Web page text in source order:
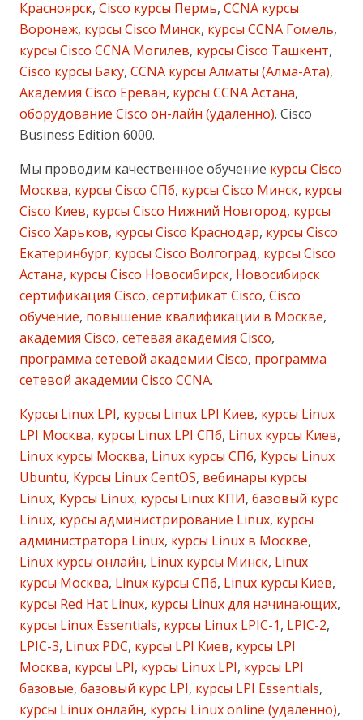
Красноярск, Cisco курсы Пермь, CCNA курсы
Воронеж, курсы Cisco Минск, курсы CCNA Гомель,
курсы Cisco CCNA Могилев, курсы Cisco Ташкент,
Cisco курсы Баку, CCNA курсы Алматы (Алма-Ата),
Академия Cisco Ереван, курсы CCNA Астана,
оборудование Cisco он-лайн (удаленно). Cisco
Business Edition 6000.
Мы проводим качественное обучение курсы Cisco
Москва, курсы Cisco СПб, курсы Cisco Минск, курсы
Cisco Киев, курсы Cisco Нижний Новгород, курсы
Cisco Харьков, курсы Cisco Краснодар, курсы Cisco
Екатеринбург, курсы Cisco Волгоград, курсы Cisco
Астана, курсы Cisco Новосибирск, Новосибирск
сертификация Cisco, сертификат Cisco, Cisco
обучение, повышение квалификации в Москве,
академия Cisco, сетевая академия Cisco,
программа сетевой академии Cisco, программа
сетевой академии Cisco CCNA.
Курсы Linux LPI, курсы Linux LPI Киев, курсы Linux
LPI Москва, курсы Linux LPI СПб, Linux курсы Киев,
Linux курсы Москва, Linux курсы СПб, Курсы Linux
Ubuntu, Курсы Linux CentOS, вебинары курсы
Linux, Курсы Linux, курсы Linux КПИ, базовый курс
Linux, курсы администрирование Linux, курсы
администратора Linux, курсы Linux в Москве,
Linux курсы онлайн, Linux курсы Минск, Linux
курсы Москва, Linux курсы СПб, Linux курсы Киев,
курсы Red Hat Linux, курсы Linux для начинающих,
курсы Linux Essentials, курсы Linux LPIC-1, LPIC-2,
LPIC-3, Linux PDC, курсы LPI Киев, курсы LPI
Москва, курсы LPI, курсы Linux LPI, курсы LPI
базовые, базовый курс LPI, курсы LPI Essentials,
курсы Linux онлайн, курсы Linux online (удаленно),